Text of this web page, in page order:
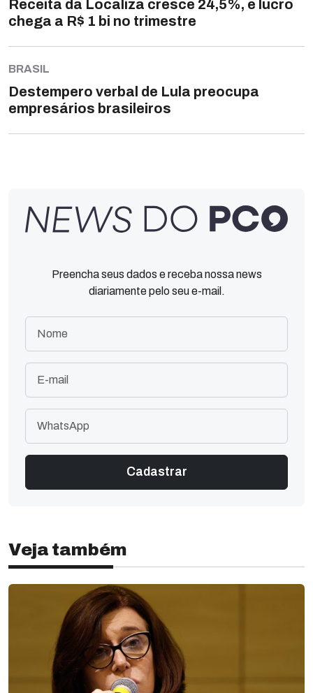
Receita da Localiza cresce 24,5%, e lucro
chega a R$ 1 bi no trimestre
BRASIL
Destempero verbal de Lula preocupa
empresários brasileiros
Preencha seus dados e receba nossa news
diariamente pelo seu e-mail.
Veja também